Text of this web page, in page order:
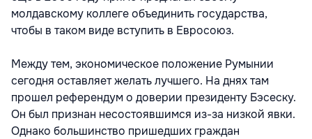
молдавскому коллеге объединить государства,
чтобы в таком виде вступить в Евросоюз.
Между тем, экономическое положение Румынии
сегодня оставляет желать лучшего. На днях там
прошел референдум о доверии президенту Бэсеску.
Он был признан несостоявшимся из-за низкой явки.
Однако большинство пришедших граждан